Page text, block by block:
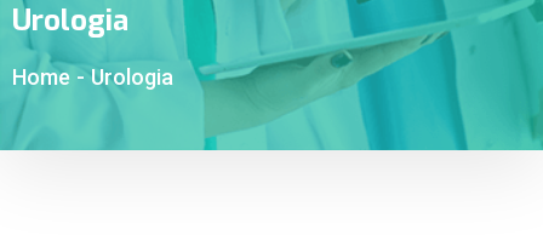
Urologia
Home - Urologia